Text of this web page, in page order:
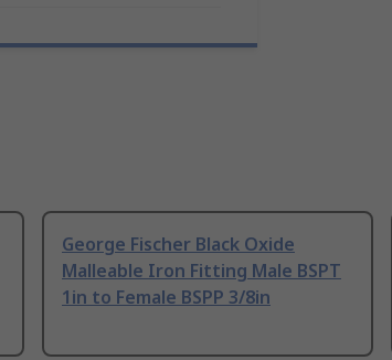
George Fischer Black Oxide
Malleable Iron Fitting Male BSPT
1in to Female BSPP 3/8in